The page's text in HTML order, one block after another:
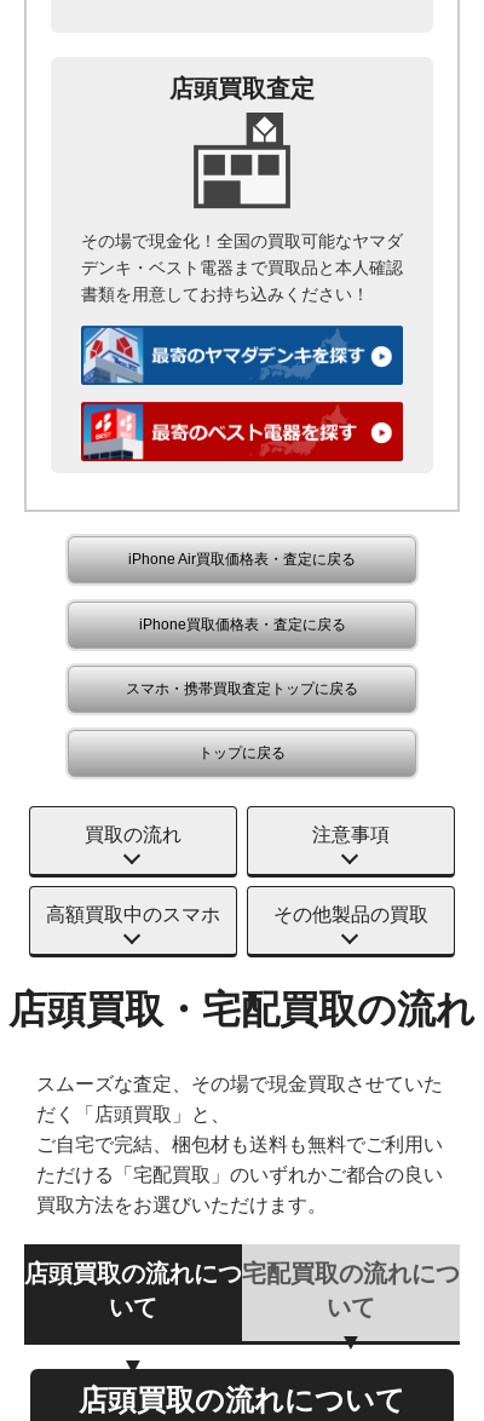
店頭買取査定
その場で現金化！全国の買取可能なヤマダ
デンキ・ベスト電器まで買取品と本人確認
書類を用意してお持ち込みください！
iPhone Air買取価格表・査定に戻る
iPhone買取価格表・査定に戻る
スマホ・携帯買取査定トップに戻る
トップに戻る
買取の流れ 注意事項
高額買取中のスマホ その他製品の買取
店頭買取・宅配買取の流れ
スムーズな査定、その場で現金買取させていた
だく「店頭買取」と、
ご自宅で完結、梱包材も送料も無料でご利用い
ただける「宅配買取」のいずれかご都合の良い
買取方法をお選びいただけます。
店頭買取の流れにつ
いて
宅配買取の流れにつ
いて
店頭買取の流れについて